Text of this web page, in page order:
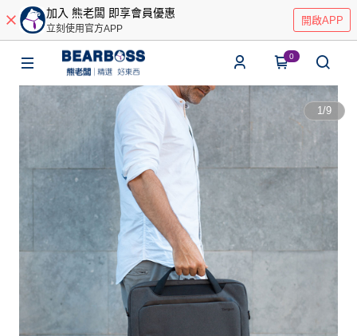
加入 熊老闆 即享會員優惠
立刻使用官方APP
開啟APP
0
1/9